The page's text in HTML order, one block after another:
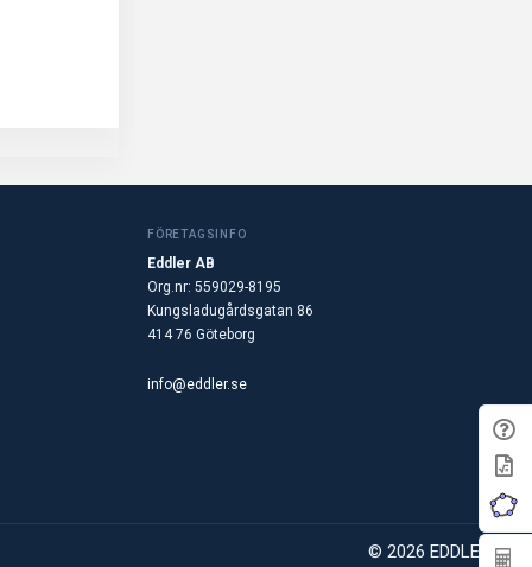
FÖRETAGSINFO
Eddler AB
Org.nr: 559029-8195
Kungsladugårdsgatan 86
414 76 Göteborg
info@eddler.se
© 2026 EDDLER AB